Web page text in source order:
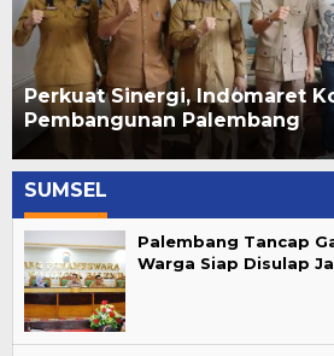
Perkuat Sinergi, Indomaret
Pembangunan Palembang
SUMSEL
Palembang Tancap
Warga Siap Disulap